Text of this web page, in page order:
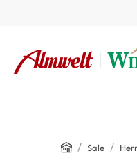
Home
/ Sale /